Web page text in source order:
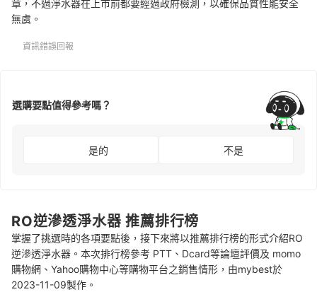
章，不過淨水器在上市前都要經過政府檢測，以確保品質性能安全
無虞。
資訊錯誤回報
選購要點值得參考嗎？
是的 不是
RO逆滲透淨水器 推薦排行榜
掌握了挑選時的各項要點後，接下來將以推薦排行榜的形式介紹RO
逆滲透淨水器。本次排行榜參考 PTT、Dcard等論壇評價及 momo
購物網、Yahoo購物中心等購物平台之銷售情形，由mybest於
2023-11-09製作。